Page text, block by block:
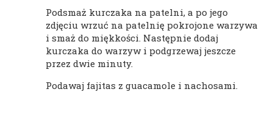
Podsmaż kurczaka na patelni, a po jego
zdjęciu wrzuć na patelnię pokrojone warzywa
i smaż do miękkości. Następnie dodaj
kurczaka do warzyw i podgrzewaj jeszcze
przez dwie minuty.
Podawaj fajitas z guacamole i nachosami.